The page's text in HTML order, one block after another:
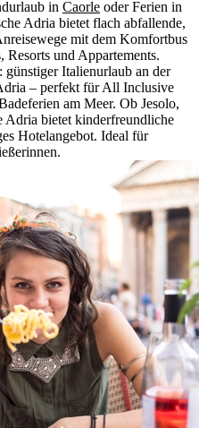
in Caorle oder Ferien in
Adria bietet flach abfallende,
mit dem Komfortbus
und Appartements.
Italienurlaub an der
– perfekt für All Inclusive
am Meer. Ob Jesolo,
Adria bietet kinderfreundliche
Hotelangebot. Ideal für